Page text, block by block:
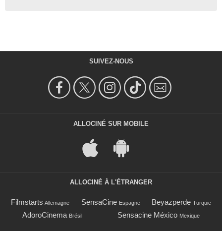
SUIVEZ-NOUS
ALLOCINÉ SUR MOBILE
ALLOCINÉ À L'ÉTRANGER
Filmstarts Allemagne SensaCine Espagne Beyazperde Turquie
AdoroCinema Brésil Sensacine México Mexique